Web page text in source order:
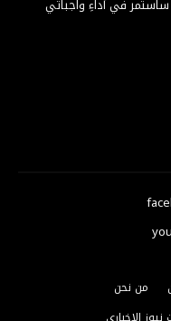
في أداءِ واجباتي
من نحن